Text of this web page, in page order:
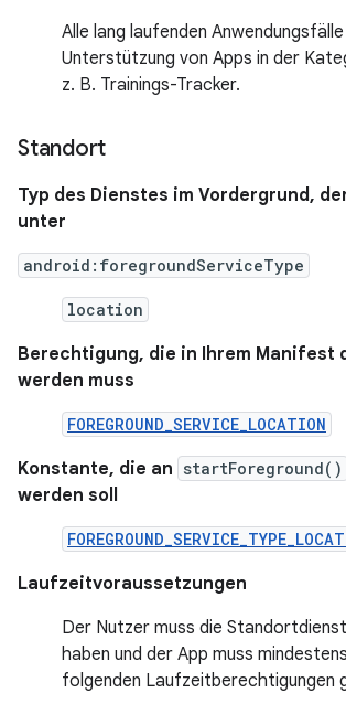
Alle lang laufenden
Unterstützung von Apps in der
z. B. Trainings-Tracker.
Standort
Typ des Dienstes im Vordergrund,
unter
android:foregroundServiceType
location
Berechtigung, die in Ihrem Manifest
werden muss
FOREGROUND_SERVICE_LOCATION
Konstante, die an startForeground()
werden soll
Laufzeitvoraussetzungen
Der Nutzer muss die
haben und der App muss
folgenden Laufzeitberechtigungen